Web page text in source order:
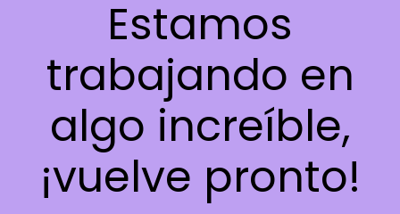
Estamos
trabajando en
algo increíble,
¡vuelve pronto!